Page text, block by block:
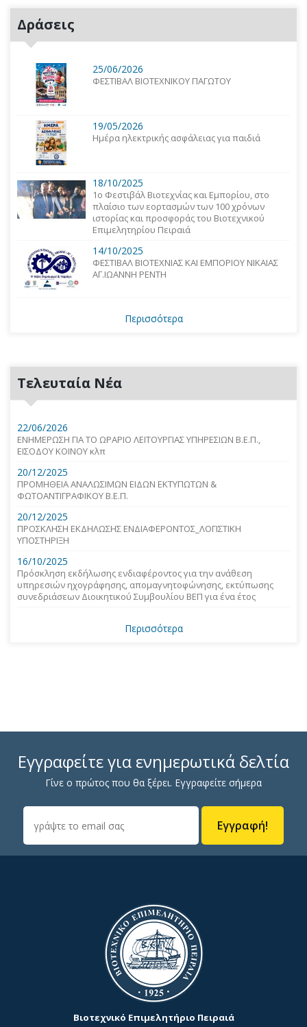
Δράσεις
25/06/2026
ΦΕΣΤΙΒΑΛ ΒΙΟΤΕΧΝΙΚΟΥ ΠΑΓΩΤΟΥ
19/05/2026
Ημέρα ηλεκτρικής ασφάλειας για παιδιά
18/10/2025
1o Φεστιβάλ Βιοτεχνίας και Εμπορίου, στο
πλαίσιο των εορτασμών των 100 χρόνων
ιστορίας και προσφοράς του Βιοτεχνικού
Επιμελητηρίου Πειραιά
14/10/2025
ΦΕΣΤΙΒΑΛ ΒΙΟΤΕΧΝΙΑΣ ΚΑΙ ΕΜΠΟΡΙΟΥ ΝΙΚΑΙΑΣ
ΑΓ.ΙΩΑΝΝΗ ΡΕΝΤΗ
Περισσότερα
Τελευταία Νέα
22/06/2026
ΕΝΗΜΕΡΩΣΗ ΓΙΑ ΤΟ ΩΡΑΡΙΟ ΛΕΙΤΟΥΡΓΙΑΣ ΥΠΗΡΕΣΙΩΝ Β.Ε.Π.,
ΕΙΣΟΔΟΥ ΚΟΙΝΟΥ κλπ
20/12/2025
ΠΡΟΜΗΘΕΙΑ ΑΝΑΛΩΣΙΜΩΝ ΕΙΔΩΝ ΕΚΤΥΠΩΤΩΝ &
ΦΩΤΟΑΝΤΙΓΡΑΦΙΚΟΥ Β.Ε.Π.
20/12/2025
ΠΡΟΣΚΛΗΣΗ ΕΚΔΗΛΩΣΗΣ ΕΝΔΙΑΦΕΡΟΝΤΟΣ_ΛΟΓΙΣΤΙΚΗ
ΥΠΟΣΤΗΡΙΞΗ
16/10/2025
Πρόσκληση εκδήλωσης ενδιαφέροντος για την ανάθεση
υπηρεσιών ηχογράφησης, απομαγνητοφώνησης, εκτύπωσης
συνεδριάσεων Διοικητικού Συμβουλίου ΒΕΠ για ένα έτος
Περισσότερα
Εγγραφείτε για ενημερωτικά δελτία
Γίνε ο πρώτος που θα ξέρει. Εγγραφείτε σήμερα
Εγγραφή!
Βιοτεχνικό Επιμελητήριο Πειραιά